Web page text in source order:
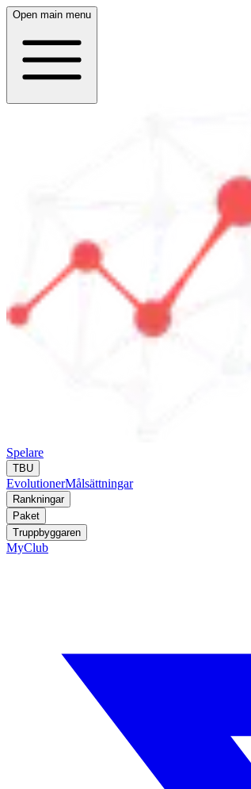
Open main menu
Spelare
TBU
EvolutionerMålsättningar
Rankningar
Paket
Truppbyggaren
MyClub